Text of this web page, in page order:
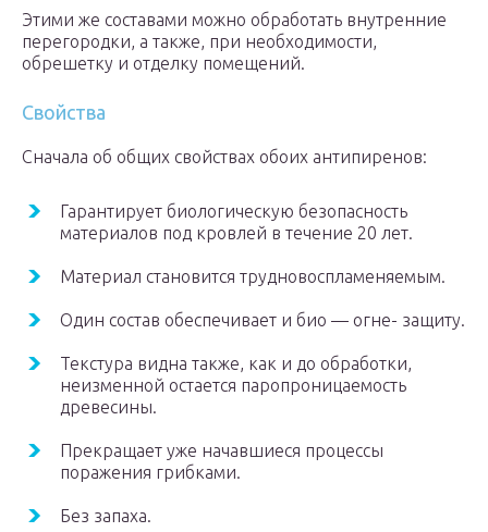
Этими же составами можно обработать внутренние
перегородки, а также, при необходимости,
обрешетку и отделку помещений.
Свойства
Сначала об общих свойствах обоих антипиренов:
Гарантирует биологическую безопасность
материалов под кровлей в течение 20 лет.
Материал становится трудновоспламеняемым.
Один состав обеспечивает и био — огне- защиту.
Текстура видна также, как и до обработки,
неизменной остается паропроницаемость
древесины.
Прекращает уже начавшиеся процессы
поражения грибками.
Без запаха.